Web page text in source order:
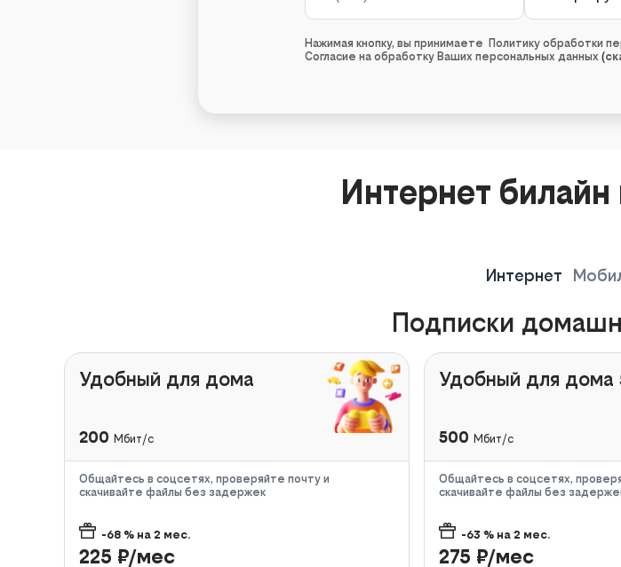
Нажимая кнопку, вы принимаете Политику обработки
Согласие на обработку Ваших персональных данных (
Интернет
Интернет
Подписки
Удобный для дома
200 Мбит/с
Общайтесь в соцсетях, проверяйте почту и
скачивайте файлы без задержек
-68 % на 2 мес.
225 ₽/мес
Удобный для дома
500 Мбит/с
Общайтесь в соцсетях,
скачивайте файлы без
-63 % на2 мес.
275 ₽/мес